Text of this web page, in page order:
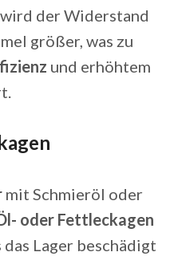
der Widerstand
größer, was zu
und erhöhtem
mit Schmieröl oder
oder Fettleckagen
Lager beschädigt